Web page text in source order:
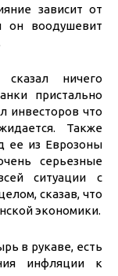
зависит от
он воодушевит
ничего
пристально
инвесторов что
Также
ее из Еврозоны
серьезные
ситуации с
сказав, что
экономики.
в рукаве, есть
инфляции к